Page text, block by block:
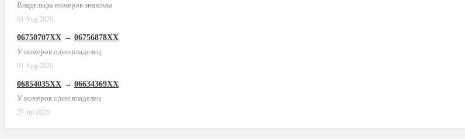
Владельцы номеров знакомы
01 Aug 2026
06750707XX → 06756878XX
У номеров один владелец
01 Aug 2026
06854035XX → 06634369XX
У номеров один владелец
27 Jul 2026